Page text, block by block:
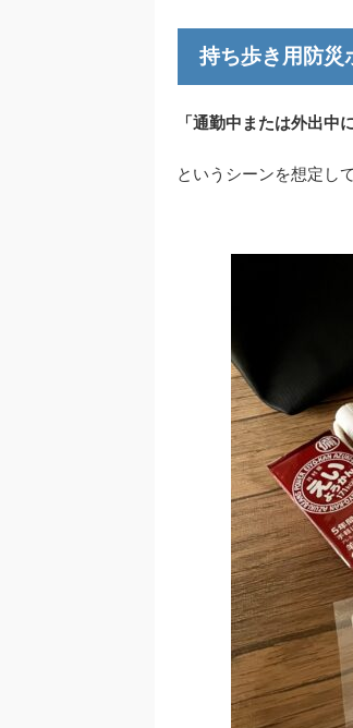
持ち歩き用防災
「通勤中または外出中
というシーンを想定し